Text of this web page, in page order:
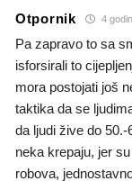
Otpornik 4
Pa zapravo to sa
isforsirali to
mora postojati još
taktika da se
da ljudi žive do
neka krepaju, jer
robova,